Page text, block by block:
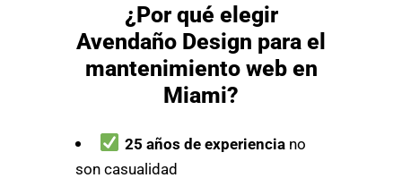
¿Por qué elegir
Avendaño Design para el
mantenimiento web en
Miami?
25 años de experienciano
son casualidad